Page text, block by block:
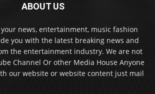
ABOUT US
news, entertainment, music fashion
you with the latest breaking news and
the entertainment industry. We are not
Channel Or other Media House Anyone
our website or website content just mail